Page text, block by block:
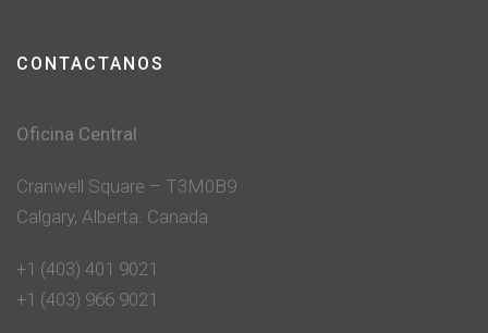
CONTACTANOS
Oficina Central
Cranwell Square – T3M0B9
Calgary, Alberta. Canada
+1 (403) 401 9021
+1 (403) 966 9021